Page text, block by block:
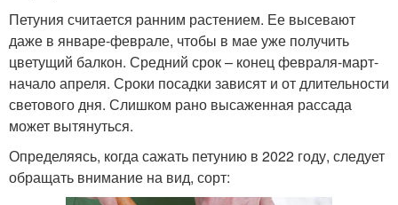
Петуния считается ранним растением. Ее высевают
даже в январе-феврале, чтобы в мае уже получить
цветущий балкон. Средний срок – конец февраля-март-
начало апреля. Сроки посадки зависят и от длительности
светового дня. Слишком рано высаженная рассада
может вытянуться.
Определяясь, когда сажать петунию в 2022 году, следует
обращать внимание на вид, сорт: